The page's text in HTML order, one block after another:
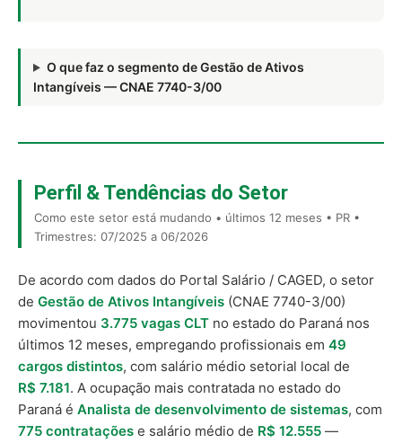
O que faz o segmento de Gestão de Ativos
Intangíveis — CNAE 7740-3/00
Perfil & Tendências do Setor
Como este setor está mudando • últimos 12 meses • PR •
Trimestres: 07/2025 a 06/2026
De acordo com dados do Portal Salário / CAGED, o setor
de Gestão de Ativos Intangíveis (CNAE 7740-3/00)
movimentou 3.775 vagas CLT no estado do Paraná nos
últimos 12 meses, empregando profissionais em 49
cargos distintos, com salário médio setorial local de
R$ 7.181. A ocupação mais contratada no estado do
Paraná é Analista de desenvolvimento de sistemas, com
775 contratações e salário médio de R$ 12.555 —